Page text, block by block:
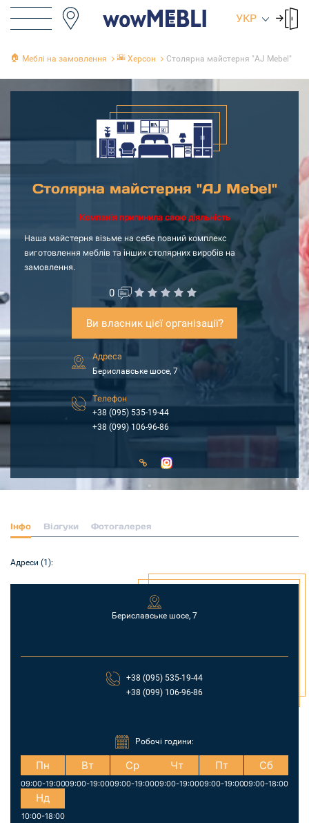
УКР
🏠 Меблі на замовлення 🌇 Херсон Столярна майстерня "AJ Mebel"
Столярна майстерня "AJ Mebel"
Компанія припинила свою діяльність
Наша майстерня візьме на себе повний комплекс
виготовлення меблів та інших столярних виробів на
замовлення.
0
Ви власник цієї організації?
Адреса
Бериславське шосе, 7
Телефон
+38 (095) 535-19-44
+38 (099) 106-96-86
Інфо Відгуки Фотогалерея
Адреси (1):
Бериславське шосе, 7
+38 (095) 535-19-44
+38 (099) 106-96-86
Робочі години:
Пн
09:00-19:00
Вт
09:00-19:00
Ср
09:00-19:00
Чт
09:00-19:00
Пт
09:00-19:00
Сб
09:00-18:00
Нд
10:00-18:00